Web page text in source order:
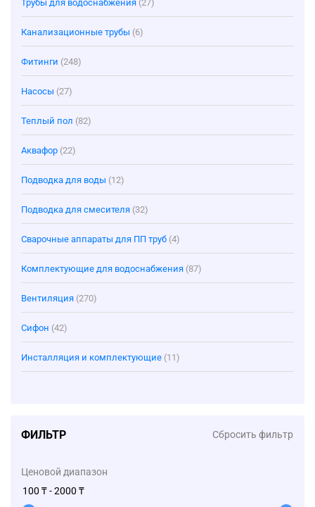
Трубы для водоснабжения (27)
Канализационные трубы (6)
Фитинги (248)
Насосы (27)
Теплый пол (82)
Аквафор (22)
Подводка для воды (12)
Подводка для смесителя (32)
Сварочные аппараты для ПП труб (4)
Комплектующие для водоснабжения (87)
Вентиляция (270)
Сифон (42)
Инсталляция и комплектующие (11)
ФИЛЬТР Сбросить фильтр
Ценовой диапазон